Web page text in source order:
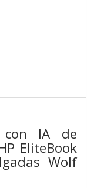
con IA de
EliteBook
Wolf